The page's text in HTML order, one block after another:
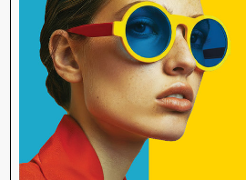
TİTCK Bu Kampanyalara
Sağlık ürününde ‘Set
12:16
Optik sektörü neden
ayında neler yaşanıyor?
ÜTS’de Miadı Dolan
SGK İşlemlerini Engelliyor!
09:54